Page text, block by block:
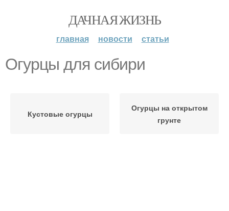
ДАЧНАЯ ЖИЗНЬ
главная новости статьи
Огурцы для сибири
Кустовые огурцы
Огурцы на открытом
грунте